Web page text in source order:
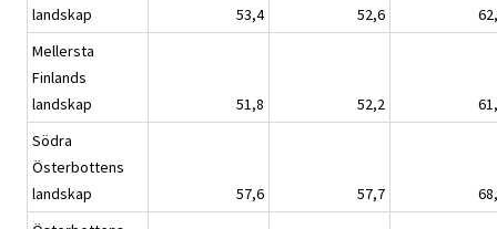
landskap
53,4 52,6
Mellersta
Finlands
landskap
51,8 52,2
Södra
Österbottens
landskap
57,6 57,7